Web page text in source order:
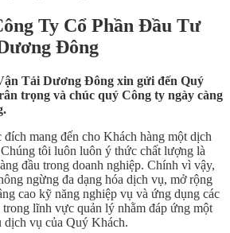
Ty Cổ Phần Đầu Tư
Đông
Tải Dương Đông xin gửi đến Quý
trọng và chúc quý Công ty ngày càng
mang đến cho Khách hàng một dịch
tôi luôn luôn ý thức chất lượng là
đầu trong doanh nghiệp. Chính vì vậy,
ngừng đa dạng hóa dịch vụ, mở rộng
cao kỹ năng nghiệp vụ và ứng dụng các
lĩnh vực quản lý nhằm đáp ứng một
dịch vụ của Quý Khách.